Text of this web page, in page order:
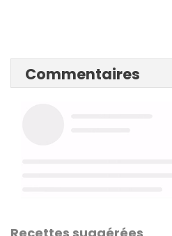
Commentaires